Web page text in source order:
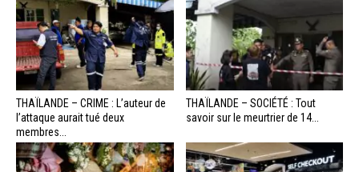
THAÏLANDE – CRIME : L’auteur de
l’attaque aurait tué deux
membres...
THAÏLANDE – SOCIÉTÉ : Tout
savoir sur le meurtrier de 14...